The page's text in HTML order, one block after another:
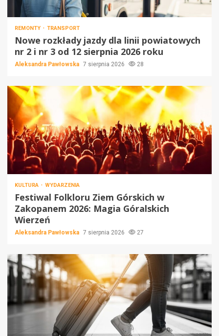
REMONTY TRANSPORT
Nowe rozkłady jazdy dla linii powiatowych
nr 2 i nr 3 od 12 sierpnia 2026 roku
Aleksandra Pawłowska 7 sierpnia 2026 28
KULTURA WYDARZENIA
Festiwal Folkloru Ziem Górskich w
Zakopanem 2026: Magia Góralskich
Wierzeń
Aleksandra Pawłowska 7 sierpnia 2026 27